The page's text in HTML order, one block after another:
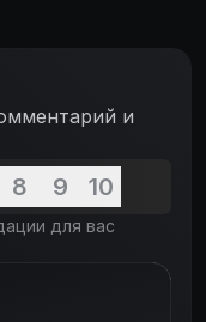
Под
погибает
коварный
и
8 9 10
для вас